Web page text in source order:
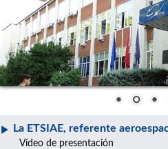
La ETSIAE, referente
Vídeo de presentación